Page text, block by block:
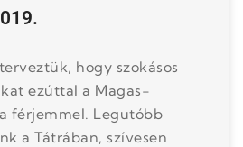
hogy szokásos
ezúttal a Magas-
férjemmel. Legutóbb
a Tátrában, szívesen